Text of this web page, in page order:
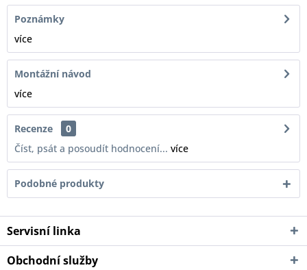
Poznámky
více
Montážní návod
více
Recenze
0
Číst, psát a posoudít hodnocení... více
Podobné produkty
Servisní linka
Obchodní služby